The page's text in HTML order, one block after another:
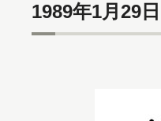
1989年1月29